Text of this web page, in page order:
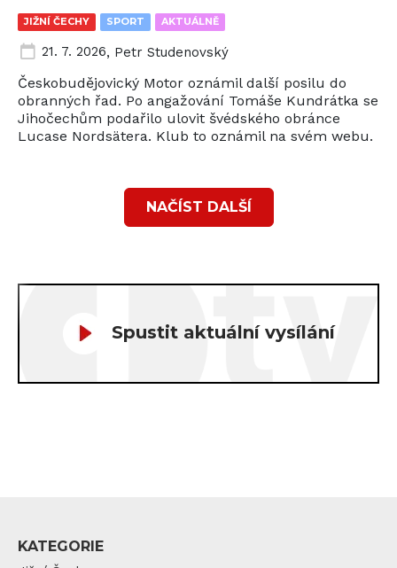
JIŽNÍ ČECHY SPORT AKTUÁLNĚ
21. 7. 2026, Petr Studenovský
Českobudějovický Motor oznámil další posilu do
obranných řad. Po angažování Tomáše Kundrátka se
Jihočechům podařilo ulovit švédského obránce
Lucase Nordsätera. Klub to oznámil na svém webu.
NAČÍST DALŠÍ
Spustit aktuální vysílání
KATEGORIE